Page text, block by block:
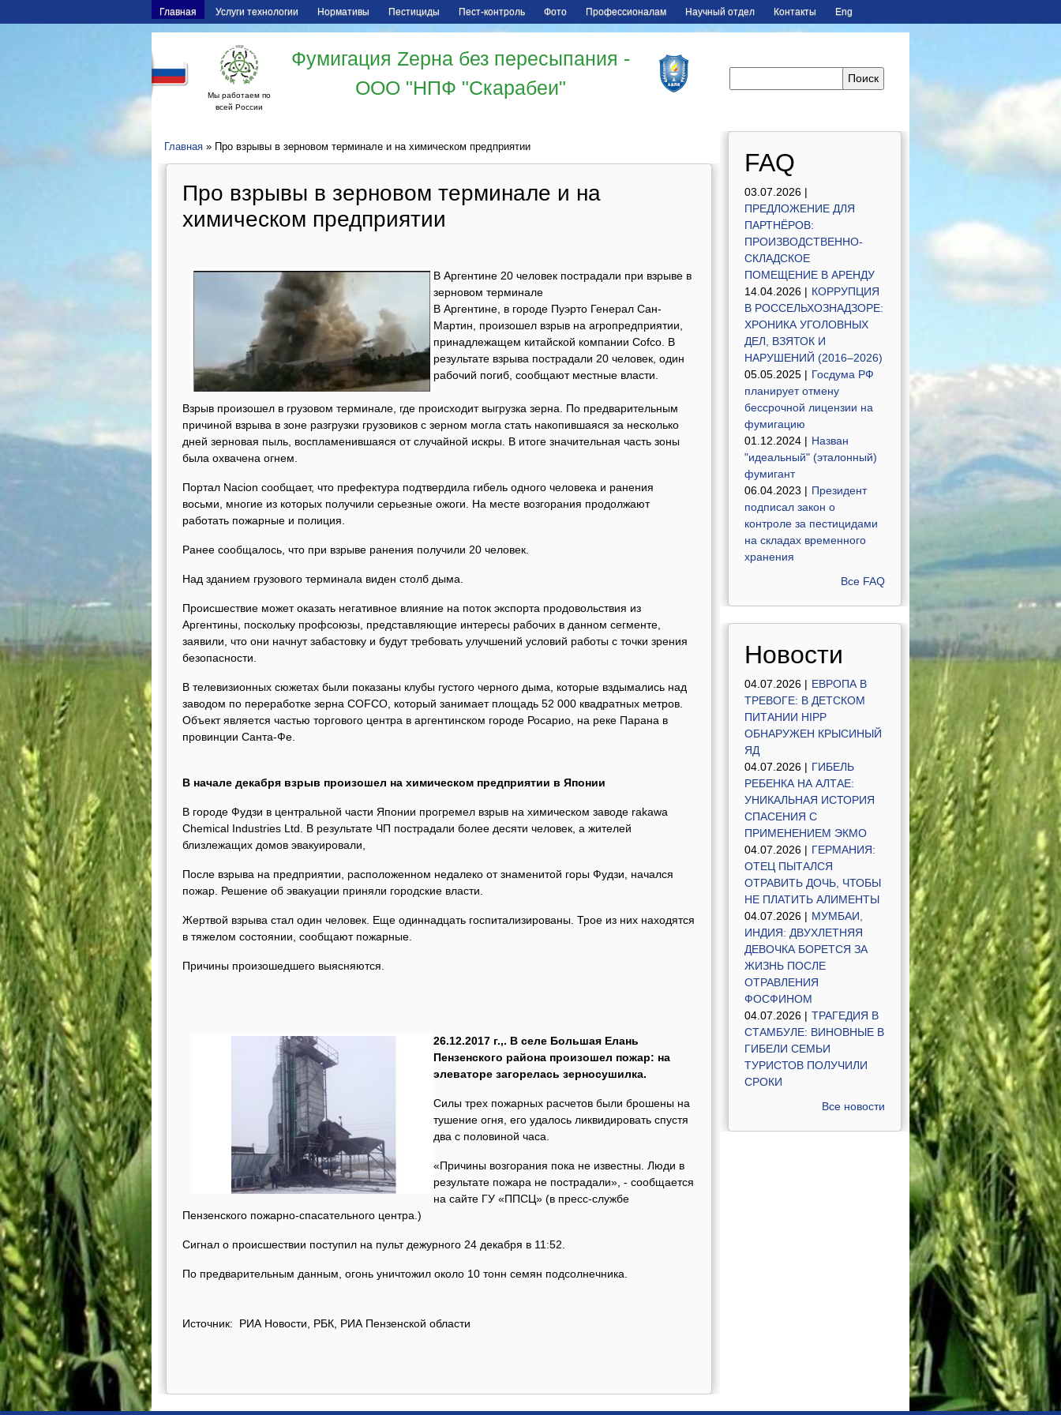
Главная Услуги технологии Нормативы Пестициды Пест-контроль Фото Профессионалам Научный отдел Контакты Eng
Мы работаем по
всей России
Фумигация Zерна без пересыпания -
ООО "НПФ "Скарабеи"
Главная » Про взрывы в зерновом терминале и на химическом предприятии
Про взрывы в зерновом терминале и на
химическом предприятии
В Аргентине 20 человек пострадали при взрыве в
зерновом терминале
В Аргентине, в городе ​Пуэрто Генерал Сан-
Мартин, произошел взрыв на агропредприятии,
принадлежащем китайской компании Cofco. В
результате взрыва пострадали 20 человек, один
рабочий погиб, сообщают местные власти.
Взрыв произошел в грузовом терминале, где происходит выгрузка зерна. По предварительным
причиной взрыва в зоне разгрузки грузовиков с зерном могла стать накопившаяся за несколько
дней зерновая пыль, воспламенившаяся от случайной искры. В итоге значительная часть зоны
была охвачена огнем.
Портал Nacion сообщает, что префектура подтвердила гибель одного человека и ранения
восьми, многие из которых получили серьезные ожоги. На месте возгорания продолжают
работать пожарные и полиция.
Ранее сообщалось, что при взрыве ранения получили 20 человек.
Над зданием грузового терминала виден столб дыма.
Происшествие может оказать негативное влияние на поток экспорта продовольствия из
Аргентины, поскольку профсоюзы, представляющие интересы рабочих в данном сегменте,
заявили, что они начнут забастовку и будут требовать улучшений условий работы с точки зрения
безопасности.
В телевизионных сюжетах были показаны клубы густого черного дыма, которые вздымались над
заводом по переработке зерна COFCO, который занимает площадь 52 000 квадратных метров.
Объект является частью торгового центра в аргентинском городе Росарио, на реке Парана в
провинции Санта-Фе.
В начале декабря взрыв произошел на химическом предприятии в Японии
В городе Фудзи в центральной части Японии прогремел взрыв на химическом заводе rakawa
Chemical Industries Ltd. В результате ЧП пострадали более десяти человек, а жителей
близлежащих домов эвакуировали,
После взрыва на предприятии, расположенном недалеко от знаменитой горы Фудзи, начался
пожар. Решение об эвакуации приняли городские власти.
Жертвой взрыва стал один человек. Еще одиннадцать госпитализированы. Трое из них находятся
в тяжелом состоянии, сообщают пожарные.
Причины произошедшего выясняются.
26.12.2017 г.,. В селе Большая Елань
Пензенского района произошел пожар: на
элеваторе загорелась зерносушилка.
Силы трех пожарных расчетов были брошены на
тушение огня, его удалось ликвидировать спустя
два с половиной часа.
«Причины возгорания пока не известны. Люди в
результате пожара не пострадали», - сообщается
на сайте ГУ «ППСЦ» (в пресс-службе
Пензенского пожарно-спасательного центра.)
Сигнал о происшествии поступил на пульт дежурного 24 декабря в 11:52.
По предварительным данным, огонь уничтожил около 10 тонн семян подсолнечника.
Источник: РИА Новости, РБК, РИА Пензенской области
FAQ
03.07.2026 |
ПРЕДЛОЖЕНИЕ ДЛЯ
ПАРТНЁРОВ:
ПРОИЗВОДСТВЕННО-
СКЛАДСКОЕ
ПОМЕЩЕНИЕ В АРЕНДУ
14.04.2026 | КОРРУПЦИЯ
В РОССЕЛЬХОЗНАДЗОРЕ:
ХРОНИКА УГОЛОВНЫХ
ДЕЛ, ВЗЯТОК И
НАРУШЕНИЙ (2016–2026)
05.05.2025 | Госдума РФ
планирует отмену
бессрочной лицензии на
фумигацию
01.12.2024 | Назван
"идеальный" (эталонный)
фумигант
06.04.2023 | Президент
подписал закон о
контроле за пестицидами
на складах временного
хранения
Все FAQ
Новости
04.07.2026 | ЕВРОПА В
ТРЕВОГЕ: В ДЕТСКОМ
ПИТАНИИ HIPP
ОБНАРУЖЕН КРЫСИНЫЙ
ЯД
04.07.2026 | ГИБЕЛЬ
РЕБЕНКА НА АЛТАЕ:
УНИКАЛЬНАЯ ИСТОРИЯ
СПАСЕНИЯ С
ПРИМЕНЕНИЕМ ЭКМО
04.07.2026 | ГЕРМАНИЯ:
ОТЕЦ ПЫТАЛСЯ
ОТРАВИТЬ ДОЧЬ, ЧТОБЫ
НЕ ПЛАТИТЬ АЛИМЕНТЫ
04.07.2026 | МУМБАИ,
ИНДИЯ: ДВУХЛЕТНЯЯ
ДЕВОЧКА БОРЕТСЯ ЗА
ЖИЗНЬ ПОСЛЕ
ОТРАВЛЕНИЯ
ФОСФИНОМ
04.07.2026 | ТРАГЕДИЯ В
СТАМБУЛЕ: ВИНОВНЫЕ В
ГИБЕЛИ СЕМЬИ
ТУРИСТОВ ПОЛУЧИЛИ
СРОКИ
Все новости